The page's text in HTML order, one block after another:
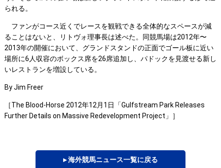
られる。
ファンがコース近くでレースを観戦できる全体的なスペースが減
ることはないと、リトヴォ理事長は述べた。同競馬場は2012年〜
2013年の開催において、グランドスタンドの正面でゴール板に近い
場所に6人収容のボックス席を26席追加し、パドックを見渡せる新し
いレストランを増設している。
By Jim Freer
［The Blood-Horse 2012年12月1日「Gulfstream Park Releases
Further Details on Massive Redevelopment Project」］
▸ 海外競馬ニュース一覧に戻る